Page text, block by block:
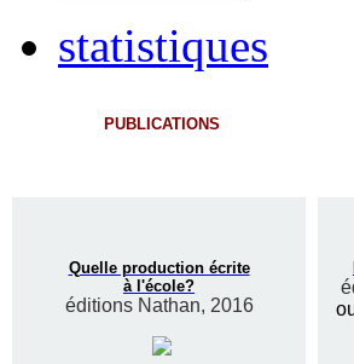
statistiques
PUBLICATIONS
Quelle production écrite
à l'école?
éditions Nathan, 2016